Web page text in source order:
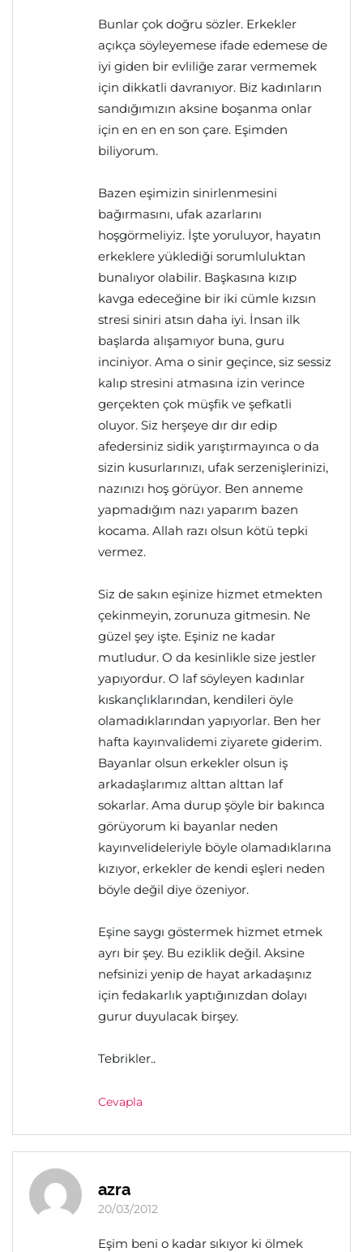
Bunlar çok doğru sözler. Erkekler
açıkça söyleyemese ifade edemese de
iyi giden bir evliliğe zarar vermemek
için dikkatli davranıyor. Biz kadınların
sandığımızın aksine boşanma onlar
için en en en son çare. Eşimden
biliyorum.
Bazen eşimizin sinirlenmesini
bağırmasını, ufak azarlarını
hoşgörmeliyiz. İşte yoruluyor, hayatın
erkeklere yüklediği sorumluluktan
bunalıyor olabilir. Başkasına kızıp
kavga edeceğine bir iki cümle kızsın
stresi siniri atsın daha iyi. İnsan ilk
başlarda alışamıyor buna, guru
inciniyor. Ama o sinir geçince, siz sessiz
kalıp stresini atmasına izin verince
gerçekten çok müşfik ve şefkatli
oluyor. Siz herşeye dır dır edip
afedersiniz sidik yarıştırmayınca o da
sizin kusurlarınızı, ufak serzenişlerinizi,
nazınızı hoş görüyor. Ben anneme
yapmadığım nazı yaparım bazen
kocama. Allah razı olsun kötü tepki
vermez.
Siz de sakın eşinize hizmet etmekten
çekinmeyin, zorunuza gitmesin. Ne
güzel şey işte. Eşiniz ne kadar
mutludur. O da kesinlikle size jestler
yapıyordur. O laf söyleyen kadınlar
kıskançlıklarından, kendileri öyle
olamadıklarından yapıyorlar. Ben her
hafta kayınvalidemi ziyarete giderim.
Bayanlar olsun erkekler olsun iş
arkadaşlarımız alttan alttan laf
sokarlar. Ama durup şöyle bir bakınca
görüyorum ki bayanlar neden
kayınvelideleriyle böyle olamadıklarına
kızıyor, erkekler de kendi eşleri neden
böyle değil diye özeniyor.
Eşine saygı göstermek hizmet etmek
ayrı bir şey. Bu eziklik değil. Aksine
nefsinizi yenip de hayat arkadaşınız
için fedakarlık yaptığınızdan dolayı
gurur duyulacak birşey.
Tebrikler..
Cevapla
azra
20/03/2012
Eşim beni o kadar sıkıyor ki ölmek